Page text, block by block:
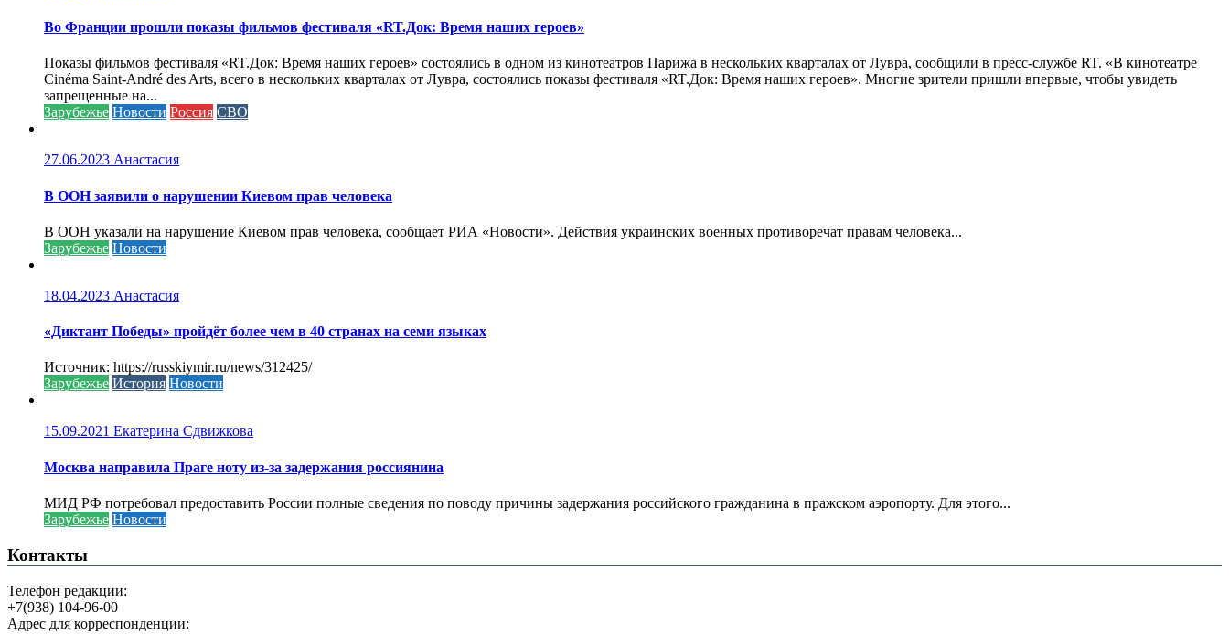
Во Франции прошли показы фильмов фестиваля «RT.Док: Время наших героев»
Показы фильмов фестиваля «RT.Док: Время наших героев» состоялись в одном из кинотеатров Парижа в нескольких кварталах от Лувра, сообщили в пресс-службе RT. «В кинотеатре
Cinéma Saint-André des Arts, всего в нескольких кварталах от Лувра, состоялись показы фестиваля «RT.Док: Время наших героев». Многие зрители пришли впервые, чтобы увидеть
запрещенные на...
Зарубежье Новости Россия СВО
27.06.2023 Анастасия
В ООН заявили о нарушении Киевом прав человека
В ООН указали на нарушение Киевом прав человека, сообщает РИА «Новости». Действия украинских военных противоречат правам человека...
Зарубежье Новости
18.04.2023 Анастасия
«Диктант Победы» пройдёт более чем в 40 странах на семи языках
Источник: https://russkiymir.ru/news/312425/
Зарубежье История Новости
15.09.2021 Екатерина Сдвижкова
Москва направила Праге ноту из-за задержания россиянина
МИД РФ потребовал предоставить России полные сведения по поводу причины задержания российского гражданина в пражском аэропорту. Для этого...
Зарубежье Новости
Контакты
Телефон редакции:
+7(938) 104-96-00
Адрес для корреспонденции: